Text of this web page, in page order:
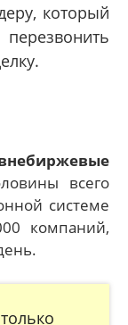
который
всего
системе
компаний,